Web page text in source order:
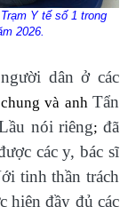
Y tế số 1 trong
2026.
dân ở các
và anhTẩn
nói riêng; đã
các y, bác sĩ
tinh thần trách
hiện đầy đủ các